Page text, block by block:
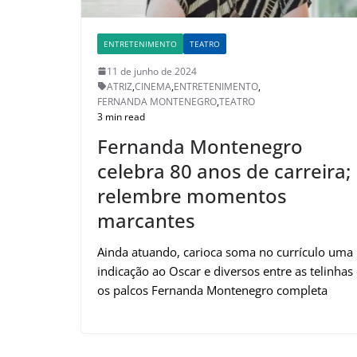
ENTRETENIMENTO TEATRO
11 de junho de 2024
ATRIZ,CINEMA,ENTRETENIMENTO,
FERNANDA MONTENEGRO,TEATRO
3 min read
Fernanda Montenegro
celebra 80 anos de carreira;
relembre momentos
marcantes
Ainda atuando, carioca soma no currículo uma
indicação ao Oscar e diversos entre as telinhas
os palcos Fernanda Montenegro completa